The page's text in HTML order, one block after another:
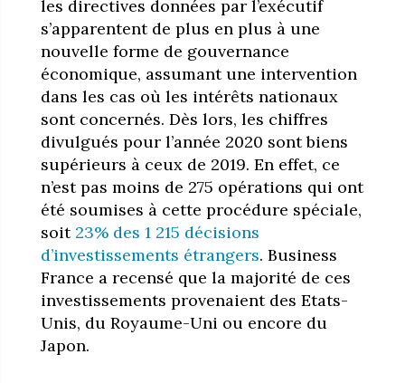
les directives données par l’exécutif
s’apparentent de plus en plus à une
nouvelle forme de gouvernance
économique, assumant une intervention
dans les cas où les intérêts nationaux
sont concernés. Dès lors, les chiffres
divulgués pour l’année 2020 sont biens
supérieurs à ceux de 2019. En effet, ce
n’est pas moins de 275 opérations qui ont
été soumises à cette procédure spéciale,
soit 23% des 1 215 décisions
d’investissements étrangers. Business
France a recensé que la majorité de ces
investissements provenaient des Etats-
Unis, du Royaume-Uni ou encore du
Japon.